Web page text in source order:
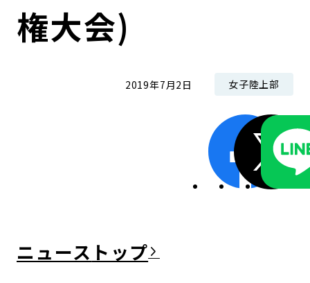
ESGデータ集
権大会)
2019年7月2日 女子陸上部
ニュース